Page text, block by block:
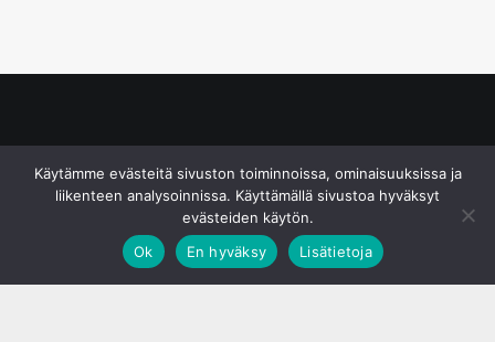
Käytämme evästeitä sivuston toiminnoissa, ominaisuuksissa ja
liikenteen analysoinnissa. Käyttämällä sivustoa hyväksyt
evästeiden käytön.
Ok
En hyväksy Lisätietoja